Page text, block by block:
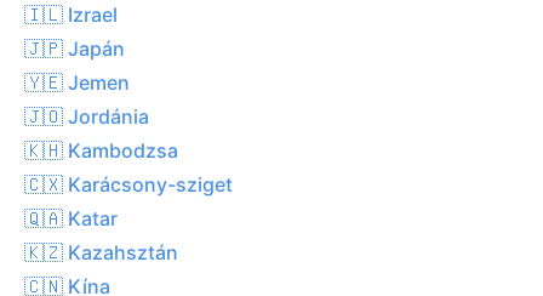
🇮🇱 Izrael
🇯🇵 Japán
🇾🇪 Jemen
🇯🇴 Jordánia
🇰🇭 Kambodzsa
🇨🇽 Karácsony-sziget
🇶🇦 Katar
🇰🇿 Kazahsztán
🇨🇳 Kína